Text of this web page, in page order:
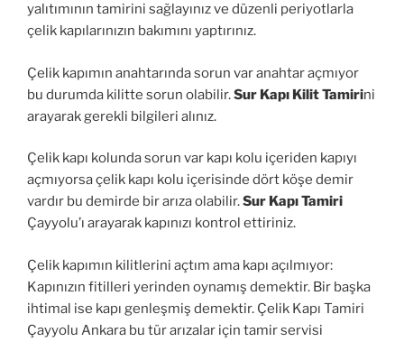
yalıtımının tamirini sağlayınız ve düzenli periyotlarla
çelik kapılarınızın bakımını yaptırınız.
Çelik kapımın anahtarında sorun var anahtar açmıyor
bu durumda kilitte sorun olabilir.Sur Kapı Kilit Tamirini
arayarak gerekli bilgileri alınız.
Çelik kapı kolunda sorun var kapı kolu içeriden kapıyı
açmıyorsa çelik kapı kolu içerisinde dört köşe demir
vardır bu demirde bir arıza olabilir.Sur Kapı Tamiri
Çayyolu’ı arayarak kapınızı kontrol ettiriniz.
Çelik kapımın kilitlerini açtım ama kapı açılmıyor:
Kapınızın fitilleri yerinden oynamış demektir. Bir başka
ihtimal ise kapı genleşmiş demektir. Çelik Kapı Tamiri
Çayyolu Ankara bu tür arızalar için tamir servisi